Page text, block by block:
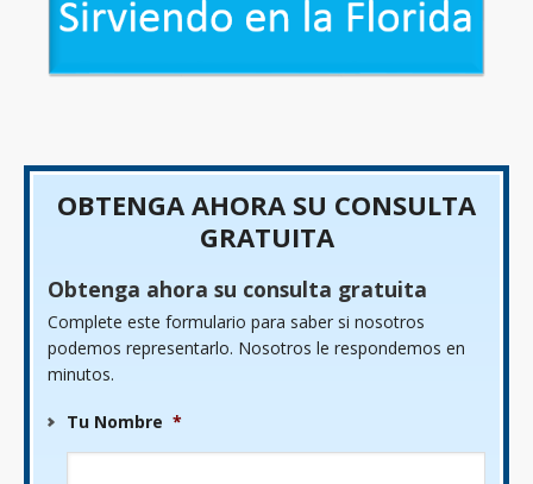
OBTENGA AHORA SU CONSULTA
GRATUITA
Obtenga ahora su consulta gratuita
Complete este formulario para saber si nosotros
podemos representarlo. Nosotros le respondemos en
minutos.
Tu Nombre *